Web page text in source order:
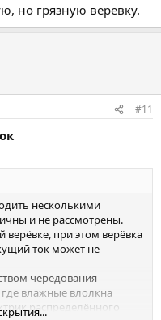
но грязную веревку.
#11
несколькими
и не рассмотрены.
при этом верёвка
ток может не
чередования
влажные влолкна
распределённого